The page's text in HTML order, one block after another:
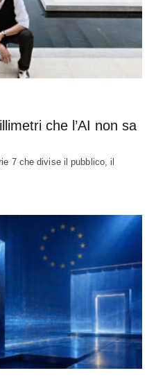
che l’AI non sa
7 che divise il pubblico, il